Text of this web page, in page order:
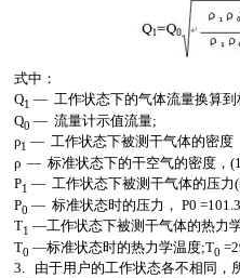
式中：
Q1 — 工作状态下的气体流量换算到
Q0 — 流量计示值流量;
ρ1 — 工作状态下被测干气体的密度
ρ — 标准状态下的干空气的密度，
P1 — 工作状态下被测干气体的压力(
P0 — 标准状态时的压力， P0
T1 —工作状态下被测干气体的热力
T0 —标准状态时的热力学温度;T0
3. 由于用户的工作状态各不相同，